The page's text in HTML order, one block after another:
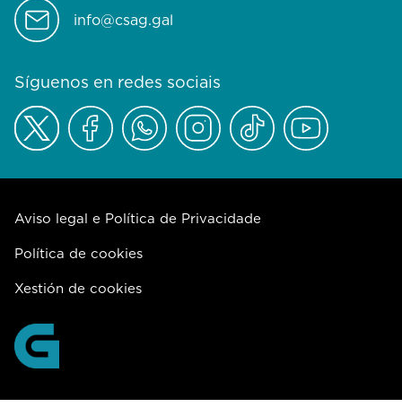
info@csag.gal
Síguenos en redes sociais
Aviso legal e Política de Privacidade
Política de cookies
Xestión de cookies